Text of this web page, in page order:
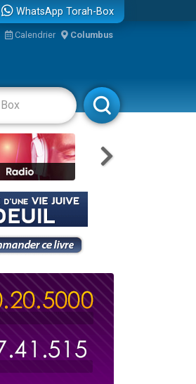
WhatsApp Torah-Box
Calendrier Columbus
Rabbanim